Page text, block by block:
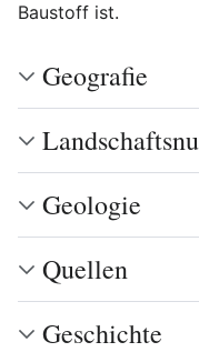
Baustoff ist.
Geografie
Geologie
Quellen
Geschichte